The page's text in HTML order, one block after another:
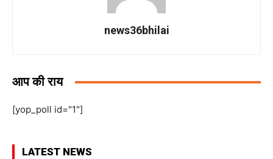
news36bhilai
आप की राय
[yop_poll id="1"]
LATEST NEWS